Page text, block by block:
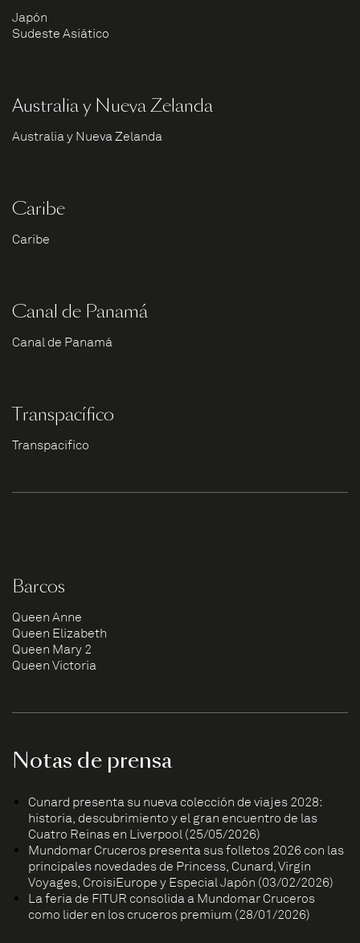
Japón
Sudeste Asiático
Australia y Nueva Zelanda
Australia y Nueva Zelanda
Caribe
Caribe
Canal de Panamá
Canal de Panamá
Transpacífico
Transpacífico
Barcos
Queen Anne
Queen Elizabeth
Queen Mary 2
Queen Victoria
Notas de prensa
Cunard presenta su nueva colección de viajes 2028:
historia, descubrimiento y el gran encuentro de las
Cuatro Reinas en Liverpool (25/05/2026)
Mundomar Cruceros presenta sus folletos 2026 con las
principales novedades de Princess, Cunard, Virgin
Voyages, CroisiEurope y Especial Japón (03/02/2026)
La feria de FITUR consolida a Mundomar Cruceros
como líder en los cruceros premium (28/01/2026)